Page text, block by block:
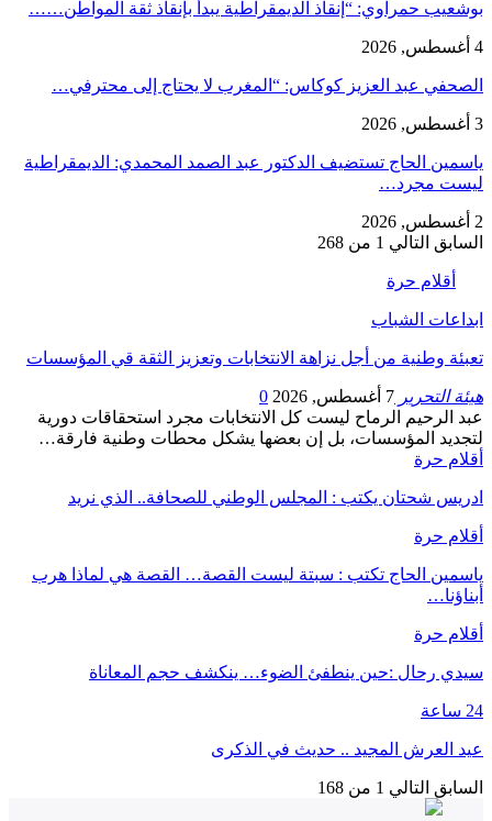
بوشعيب حمراوي: “إنقاذ الديمقراطية يبدأ بإنقاذ ثقة المواطن……
4 أغسطس, 2026
الصحفي عبد العزيز كوكاس: “المغرب لا يحتاج إلى محترفي…
3 أغسطس, 2026
ياسمين الحاج تستضيف الدكتور عبد الصمد المحمدي: الديمقراطية
ليست مجرد…
2 أغسطس, 2026
السابق التالي 1 من 268
أقلام حرة
ابداعات الشباب
تعبئة وطنية من أجل نزاهة الانتخابات وتعزيز الثقة قي المؤسسات
هيئة التحرير 7 أغسطس, 2026
0
عبد الرحيم الرماح ليست كل الانتخابات مجرد استحقاقات دورية
لتجديد المؤسسات، بل إن بعضها يشكل محطات وطنية فارقة…
أقلام حرة
ادريس شحتان يكتب : المجلس الوطني للصحافة.. الذي نريد
أقلام حرة
ياسمين الحاج تكتب : سبتة ليست القصة… القصة هي لماذا هرب
أبناؤنا…
أقلام حرة
سيدي رحال :حين ينطفئ الضوء… ينكشف حجم المعاناة
24 ساعة
عيد العرش المجيد .. حديث في الذكرى
السابق التالي 1 من 168